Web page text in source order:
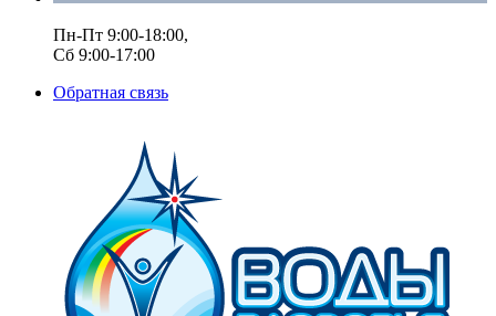
Пн-Пт 9:00-18:00,
Сб 9:00-17:00
Обратная связь